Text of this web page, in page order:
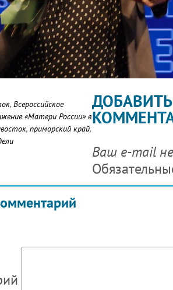
, Всероссийское
«Матери России» в
, приморский край,
ДОБАВИТЬ
Ваш e-mail